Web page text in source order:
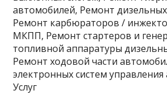
автомобилей, Ремонт
Ремонт карбюраторов /
МКПП, Ремонт стартеров и
топливной аппаратуры
Ремонт ходовой части
электронных систем
Услуг